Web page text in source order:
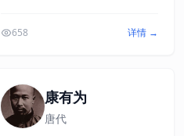
世，又乏贤达奥援，所以生前死
颇有成就。
658 详情 →
康有为
唐代